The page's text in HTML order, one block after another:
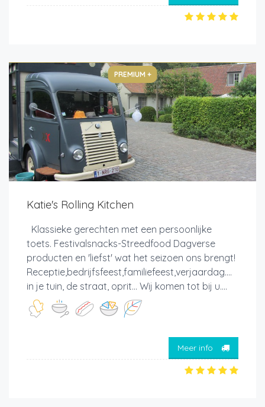
PREMIUM +
Katie's Rolling Kitchen
Klassieke gerechten met een persoonlijke
toets. Festivalsnacks-Streedfood Dagverse
producten en 'liefst' wat het seizoen ons brengt!
Receptie,bedrijfsfeest,familiefeest,verjaardag....
in je tuin, de straat, oprit... Wij komen tot bij u....
Meer info